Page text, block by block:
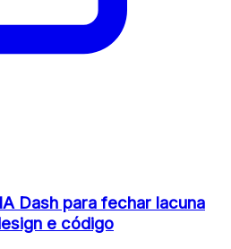
Dash para fechar lacuna
e código